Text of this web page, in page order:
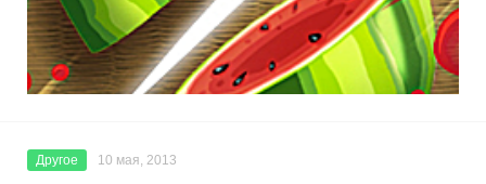
Другое 10 мая, 2013